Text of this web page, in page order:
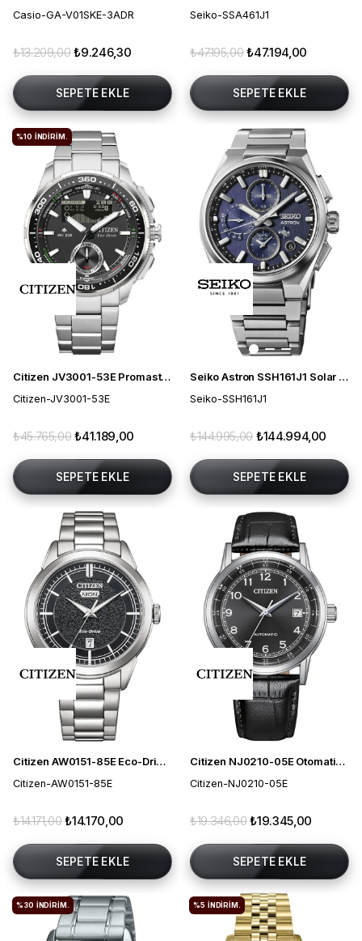
Casio-GA-V01SKE-3ADR
₺9.246,30
₺13.209,00
SEPETE EKLE
Seiko-SSA461J1
₺47.194,00
₺47.195,00
SEPETE EKLE
Citizen JV3001-53E Promaster Eco-Drive Erkek Kol Saati
Citizen-JV3001-53E
₺41.189,00
₺45.765,00
SEPETE EKLE
%10 İNDIRIM.
Seiko Astron SSH161J1 Solar Erkek Kol Saati
Seiko-SSH161J1
₺144.994,00
₺144.995,00
SEPETE EKLE
Citizen AW0151-85E Eco-Drive Erkek Kol Saati
Citizen-AW0151-85E
₺14.170,00
₺14.171,00
SEPETE EKLE
Citizen NJ0210-05E Otomatik Erkek Kol Saati
Citizen-NJ0210-05E
₺19.345,00
₺19.346,00
SEPETE EKLE
%30 İNDIRIM. %5 İNDIRIM.